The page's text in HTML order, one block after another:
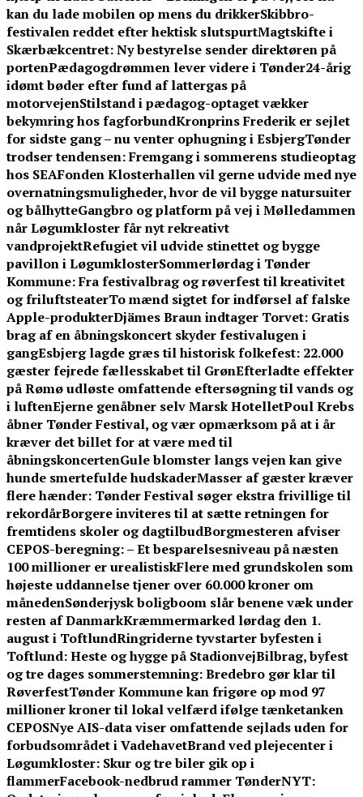
kan du lade mobilen op mens du drikkerSkibbro-
festivalen reddet efter hektisk slutspurtMagtskifte i
Skærbækcentret: Ny bestyrelse sender direktøren på
portenPædagogdrømmen lever videre i Tønder24-årig
idømt bøder efter fund af lattergas på
motorvejenStilstand i pædagog-optaget vækker
bekymring hos fagforbundKronprins Frederik er sejlet
for sidste gang – nu venter ophugning i EsbjergTønder
trodser tendensen: Fremgang i sommerens studieoptag
hos SEAFonden Klosterhallen vil gerne udvide med nye
overnatningsmuligheder, hvor de vil bygge natursuiter
og bålhytteGangbro og platform på vej i Mølledammen
når Løgumkloster får nyt rekreativt
vandprojektRefugiet vil udvide stinettet og bygge
pavillon i LøgumklosterSommerlørdag i Tønder
Kommune: Fra festivalbrag og røverfest til kreativitet
og friluftsteaterTo mænd sigtet for indførsel af falske
Apple-produkterDjämes Braun indtager Torvet: Gratis
brag af en åbningskoncert skyder festivalugen i
gangEsbjerg lagde græs til historisk folkefest: 22.000
gæster fejrede fællesskabet til GrønEfterladte effekter
på Rømø udløste omfattende eftersøgning til vands og
i luftenEjerne genåbner selv Marsk HotelletPoul Krebs
åbner Tønder Festival, og vær opmærksom på at i år
kræver det billet for at være med til
åbningskoncertenGule blomster langs vejen kan give
hunde smertefulde hudskaderMasser af gæster kræver
flere hænder: Tønder Festival søger ekstra frivillige til
rekordårBorgere inviteres til at sætte retningen for
fremtidens skoler og dagtilbudBorgmesteren afviser
CEPOS-beregning: – Et besparelsesniveau på næsten
100 millioner er urealistiskFlere med grundskolen som
højeste uddannelse tjener over 60.000 kroner om
månedenSønderjysk boligboom slår benene væk under
resten af DanmarkKræmmermarked lørdag den 1.
august i ToftlundRingriderne tyvstarter byfesten i
Toftlund: Heste og hygge på StadionvejBilbrag, byfest
og tre dages sommerstemning: Bredebro gør klar til
RøverfestTønder Kommune kan frigøre op mod 97
millioner kroner til lokal velfærd ifølge tænketanken
CEPOSNye AIS-data viser omfattende sejlads uden for
forbudsområdet i VadehavetBrand ved plejecenter i
Løgumkloster: Skur og tre biler gik op i
flammerFacebook-nedbrud rammer TønderNYT: